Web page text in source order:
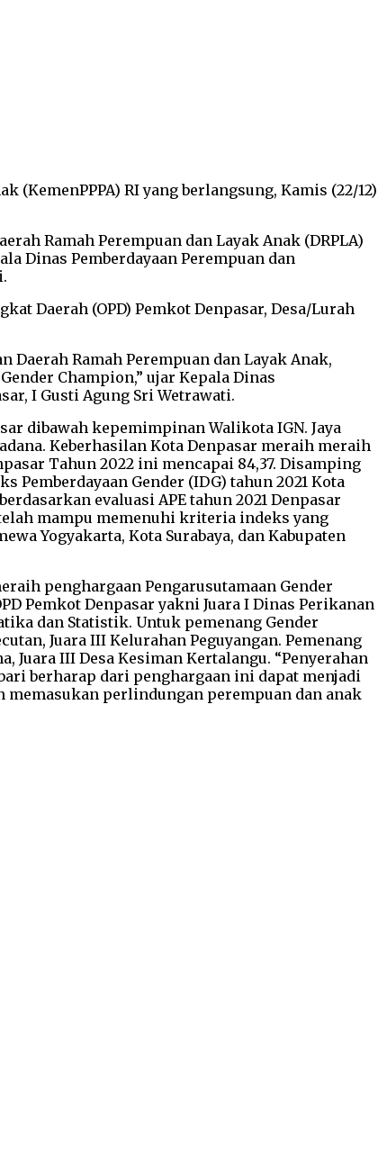
RI yang berlangsung, Kamis (22/12)
Ramah Perempuan dan Layak Anak (DRPLA)
Dinas Pemberdayaan Perempuan dan
Daerah (OPD) Pemkot Denpasar, Desa/Lurah
Daerah Ramah Perempuan dan Layak Anak,
Champion,” ujar Kepala Dinas
I Gusti Agung Sri Wetrawati.
dibawah kepemimpinan Walikota IGN. Jaya
Keberhasilan Kota Denpasar meraih meraih
Tahun 2022 ini mencapai 84,37. Disamping
Pemberdayaan Gender (IDG) tahun 2021 Kota
evaluasi APE tahun 2021 Denpasar
mampu memenuhi kriteria indeks yang
Yogyakarta, Kota Surabaya, dan Kabupaten
penghargaan Pengarusutamaan Gender
Pemkot Denpasar yakni Juara I Dinas Perikanan
dan Statistik. Untuk pemenang Gender
Juara III Kelurahan Peguyangan. Pemenang
Juara III Desa Kesiman Kertalangu. “Penyerahan
berharap dari penghargaan ini dapat menjadi
memasukan perlindungan perempuan dan anak